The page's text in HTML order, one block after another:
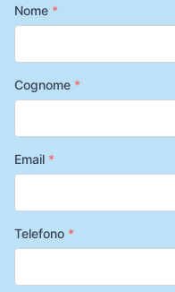
Nome *
Cognome *
Email *
Telefono *